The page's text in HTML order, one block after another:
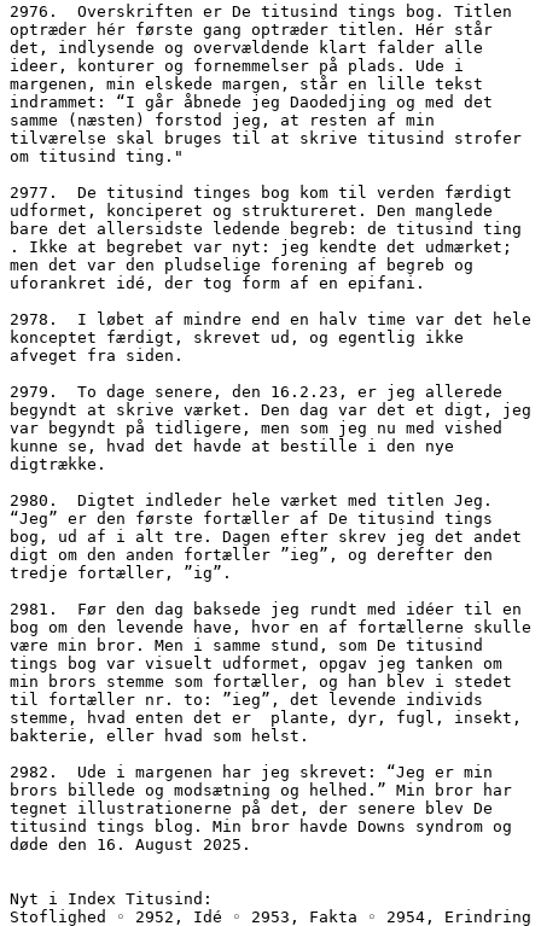
2976.  Overskriften er De titusind tings bog. Titlen
optræder hér første gang optræder titlen. Hér står
det, indlysende og overvældende klart falder alle
ideer, konturer og fornemmelser på plads. Ude i
margenen, min elskede margen, står en lille tekst
indrammet: “I går åbnede jeg Daodedjing og med det
samme (næsten) forstod jeg, at resten af min
tilværelse skal bruges til at skrive titusind strofer
om titusind ting."
2977.  De titusind tinges bog kom til verden færdigt
udformet, konciperet og struktureret. Den manglede
bare det allersidste ledende begreb: de titusind ting
. Ikke at begrebet var nyt: jeg kendte det udmærket;
men det var den pludselige forening af begreb og
uforankret idé, der tog form af en epifani.
2978.  I løbet af mindre end en halv time var det hele
konceptet færdigt, skrevet ud, og egentlig ikke
afveget fra siden.
2979.  To dage senere, den 16.2.23, er jeg allerede
begyndt at skrive værket. Den dag var det et digt, jeg
var begyndt på tidligere, men som jeg nu med vished
kunne se, hvad det havde at bestille i den nye
digtrække.
2980.  Digtet indleder hele værket med titlen Jeg.
“Jeg” er den første fortæller af De titusind tings
bog, ud af i alt tre. Dagen efter skrev jeg det andet
digt om den anden fortæller ”ieg”, og derefter den
tredje fortæller, ”ig”.
2981.  Før den dag baksede jeg rundt med idéer til en
bog om den levende have, hvor en af fortællerne skulle
være min bror. Men i samme stund, som De titusind
tings bog var visuelt udformet, opgav jeg tanken om
min brors stemme som fortæller, og han blev i stedet
til fortæller nr. to: ”ieg”, det levende individs
stemme, hvad enten det er  plante, dyr, fugl, insekt,
bakterie, eller hvad som helst.
2982.  Ude i margenen har jeg skrevet: “Jeg er min
brors billede og modsætning og helhed.” Min bror har
tegnet illustrationerne på det, der senere blev De
titusind tings blog. Min bror havde Downs syndrom og
døde den 16. August 2025.
Nyt i Index Titusind:
Stoflighed ◦ 2952, Idé ◦ 2953, Fakta ◦ 2954, Erindring